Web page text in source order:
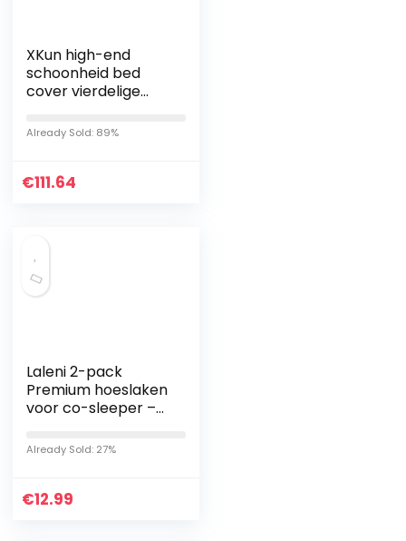
XKun high-end
schoonheid bed
cover vierdelige
eenvoudige licht
luxe bed jurk
70x185cm (28x73in…
Already Sold: 89%
€111.64
Laleni 2-pack
Premium hoeslaken
voor co-sleeper –
hoeslaken, 100%
katoen (150 g/m²),
Already Sold: 27%
€12.99